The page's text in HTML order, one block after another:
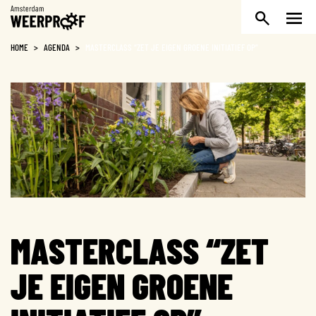
Weerproof
HOME > AGENDA >
MASTERCLASS “ZET
JE EIGEN GROENE